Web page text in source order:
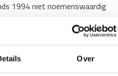
Over
1994 niet noemenswaardig
Duits, Engels,
boek- en museumwinkels
boekhandel Robert